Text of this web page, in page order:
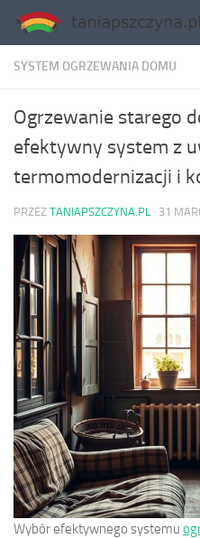
Skip to content
SYSTEM OGRZEWANIA DOMU
Ogrzewanie starego
efektywny system z
termomodernizacji i
PRZEZ TANIAPSZCZYNA.PL · 31
Wybór efektywnego systemu